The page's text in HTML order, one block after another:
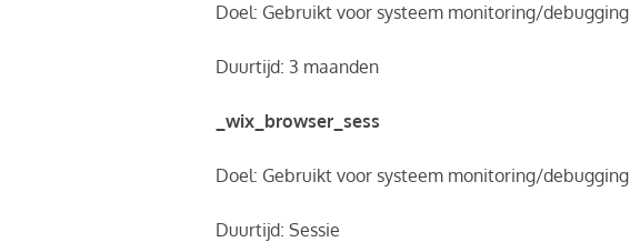
Doel: Gebruikt voor systeem monitoring/debugging
Duurtijd: 3 maanden
_wix_browser_sess
Doel: Gebruikt voor systeem monitoring/debugging
Duurtijd: Sessie